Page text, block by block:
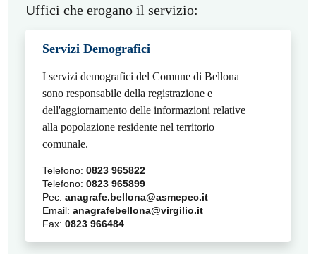
Uffici che erogano il servizio:
Servizi Demografici
I servizi demografici del Comune di Bellona
sono responsabile della registrazione e
dell'aggiornamento delle informazioni relative
alla popolazione residente nel territorio
comunale.
Telefono: 0823 965822
Telefono: 0823 965899
Pec: anagrafe.bellona@asmepec.it
Email: anagrafebellona@virgilio.it
Fax: 0823 966484